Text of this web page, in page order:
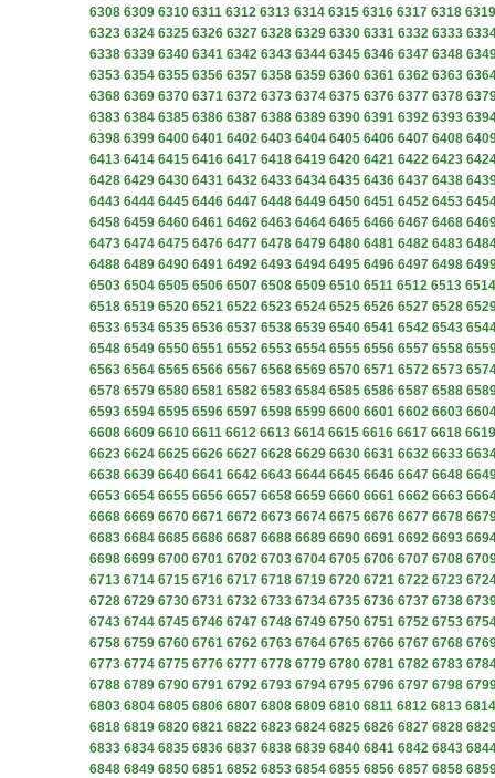
6308 6309 6310 6311 6312 6313 6314 6315 6316 6317 6318 6319
6323 6324 6325 6326 6327 6328 6329 6330 6331 6332 6333
6338 6339 6340 6341 6342 6343 6344 6345 6346 6347 6348
6353 6354 6355 6356 6357 6358 6359 6360 6361 6362 6363
6368 6369 6370 6371 6372 6373 6374 6375 6376 6377 6378
6383 6384 6385 6386 6387 6388 6389 6390 6391 6392 6393
6398 6399 6400 6401 6402 6403 6404 6405 6406 6407 6408
6413 6414 6415 6416 6417 6418 6419 6420 6421 6422 6423
6428 6429 6430 6431 6432 6433 6434 6435 6436 6437 6438
6443 6444 6445 6446 6447 6448 6449 6450 6451 6452 6453
6458 6459 6460 6461 6462 6463 6464 6465 6466 6467 6468
6473 6474 6475 6476 6477 6478 6479 6480 6481 6482 6483
6488 6489 6490 6491 6492 6493 6494 6495 6496 6497 6498
6503 6504 6505 6506 6507 6508 6509 6510 6511 6512 6513 6514
6518 6519 6520 6521 6522 6523 6524 6525 6526 6527 6528
6533 6534 6535 6536 6537 6538 6539 6540 6541 6542 6543
6548 6549 6550 6551 6552 6553 6554 6555 6556 6557 6558
6563 6564 6565 6566 6567 6568 6569 6570 6571 6572 6573
6578 6579 6580 6581 6582 6583 6584 6585 6586 6587 6588
6593 6594 6595 6596 6597 6598 6599 6600 6601 6602 6603
6608 6609 6610 6611 6612 6613 6614 6615 6616 6617 6618 6619
6623 6624 6625 6626 6627 6628 6629 6630 6631 6632 6633
6638 6639 6640 6641 6642 6643 6644 6645 6646 6647 6648
6653 6654 6655 6656 6657 6658 6659 6660 6661 6662 6663
6668 6669 6670 6671 6672 6673 6674 6675 6676 6677 6678
6683 6684 6685 6686 6687 6688 6689 6690 6691 6692 6693
6698 6699 6700 6701 6702 6703 6704 6705 6706 6707 6708
6713 6714 6715 6716 6717 6718 6719 6720 6721 6722 6723
6728 6729 6730 6731 6732 6733 6734 6735 6736 6737 6738
6743 6744 6745 6746 6747 6748 6749 6750 6751 6752 6753
6758 6759 6760 6761 6762 6763 6764 6765 6766 6767 6768
6773 6774 6775 6776 6777 6778 6779 6780 6781 6782 6783
6788 6789 6790 6791 6792 6793 6794 6795 6796 6797 6798
6803 6804 6805 6806 6807 6808 6809 6810 6811 6812 6813 6814
6818 6819 6820 6821 6822 6823 6824 6825 6826 6827 6828
6833 6834 6835 6836 6837 6838 6839 6840 6841 6842 6843
6848 6849 6850 6851 6852 6853 6854 6855 6856 6857 6858